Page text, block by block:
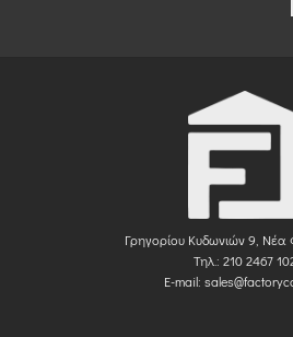
Γρηγορίου Κυδωνιών 9, Νέα
Τηλ.: 210 2467
E-mail: